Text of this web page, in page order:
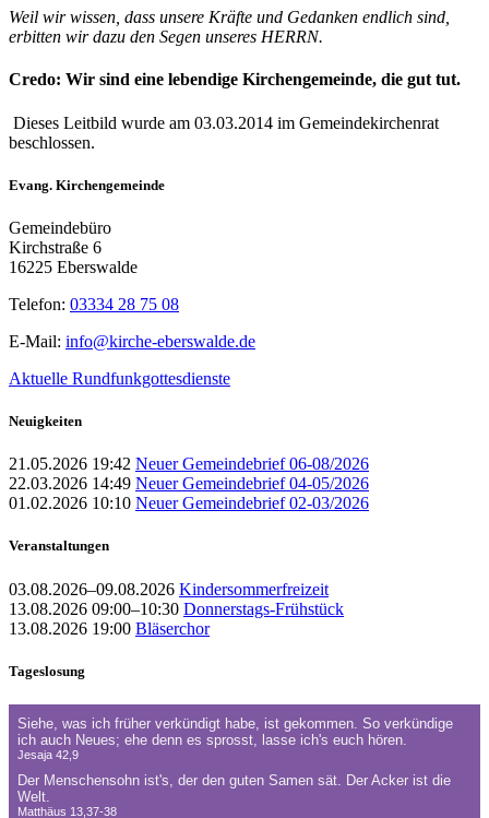
Weil wir wissen, dass unsere Kräfte und Gedanken endlich sind,
erbitten wir dazu den Segen unseres HERRN.
Credo: Wir sind eine lebendige Kirchengemeinde, die gut tut.
Dieses Leitbild wurde am 03.03.2014 im Gemeindekirchenrat
beschlossen.
Evang. Kirchengemeinde
Gemeindebüro
Kirchstraße 6
16225 Eberswalde
Telefon: 03334 28 75 08
E-Mail: info@kirche-eberswalde.de
Aktuelle Rundfunkgottesdienste
Neuigkeiten
21.05.2026 19:42 Neuer Gemeindebrief 06-08/2026
22.03.2026 14:49 Neuer Gemeindebrief 04-05/2026
01.02.2026 10:10 Neuer Gemeindebrief 02-03/2026
Veranstaltungen
03.08.2026–09.08.2026 Kindersommerfreizeit
13.08.2026 09:00–10:30 Donnerstags-Frühstück
13.08.2026 19:00 Bläserchor
Tageslosung